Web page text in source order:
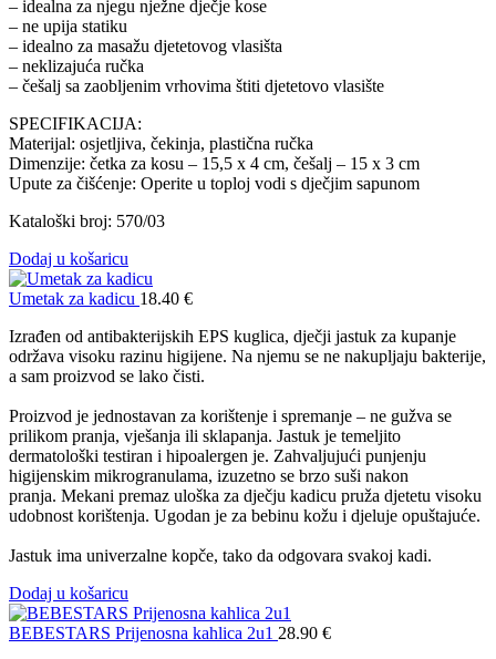
– idealna za njegu nježne dječje kose
– ne upija statiku
– idealno za masažu djetetovog vlasišta
– neklizajuća ručka
– češalj sa zaobljenim vrhovima štiti djetetovo vlasište
SPECIFIKACIJA:
Materijal: osjetljiva, čekinja, plastična ručka
Dimenzije: četka za kosu – 15,5 x 4 cm, češalj – 15 x 3 cm
Upute za čišćenje: Operite u toploj vodi s dječjim sapunom
Kataloški broj: 570/03
Dodaj u košaricu
Umetak za kadicu 18.40 €
Izrađen od antibakterijskih EPS kuglica, dječji jastuk za kupanje
održava visoku razinu higijene. Na njemu se ne nakupljaju bakterije,
a sam proizvod se lako čisti.
Proizvod je jednostavan za korištenje i spremanje – ne gužva se
prilikom pranja, vješanja ili sklapanja. Jastuk je temeljito
dermatološki testiran i hipoalergen je. Zahvaljujući punjenju
higijenskim mikrogranulama, izuzetno se brzo suši nakon
pranja. Mekani premaz uloška za dječju kadicu pruža djetetu visoku
udobnost korištenja. Ugodan je za bebinu kožu i djeluje opuštajuće.
Jastuk ima univerzalne kopče, tako da odgovara svakoj kadi.
Dodaj u košaricu
BEBESTARS Prijenosna kahlica 2u1 28.90 €